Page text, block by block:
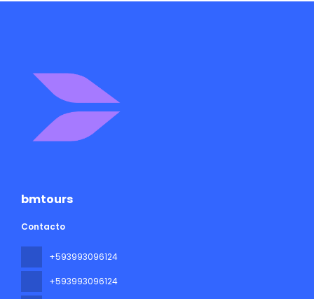
bmtours
Contacto
+593993096124
+593993096124